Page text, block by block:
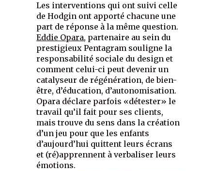
Les interventions qui ont suivi celle
de Hodgin ont apporté chacune une
part de réponse à la même question.
Eddie Opara, partenaire au sein du
prestigieux Pentagram souligne la
responsabilité sociale du design et
comment celui-ci peut devenir un
catalyseur de régénération, de bien-
être, d’éducation, d’autonomisation.
Opara déclare parfois «détester» le
travail qu’il fait pour ses clients,
mais trouve du sens dans la création
d’un jeu pour que les enfants
d’aujourd’hui quittent leurs écrans
et (ré)apprennent à verbaliser leurs
émotions.